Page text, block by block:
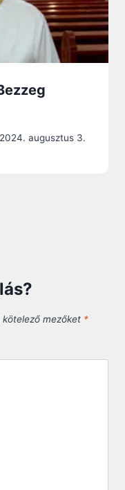
2024. augusztus 3.
kötelező mezőket *